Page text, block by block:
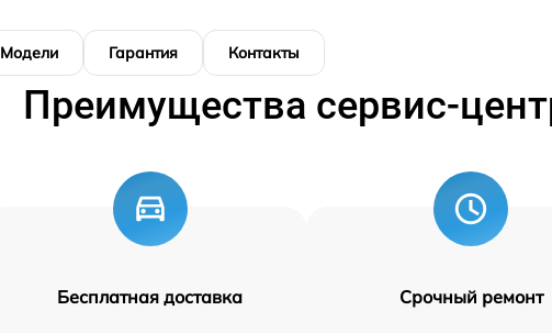
Модели Гарантия Контакты
Преимущества сервис-
Бесплатная доставка Срочный ремонт